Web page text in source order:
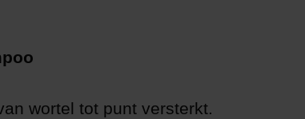
wortel tot punt versterkt.